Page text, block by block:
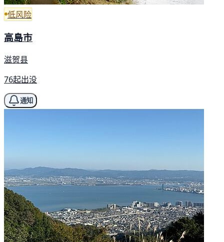
低风险
高島市
滋贺县
76起出没
通知